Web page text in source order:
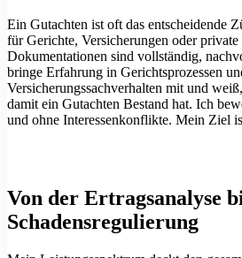
Ein Gutachten ist oft das entscheidende
für Gerichte, Versicherungen oder
Dokumentationen sind vollständig,
bringe Erfahrung in Gerichtsprozessen
Versicherungssachverhalten mit und
damit ein Gutachten Bestand hat. Ich
und ohne Interessenkonflikte. Mein Ziel
Von der Ertragsanalyse
Schadensregulierung